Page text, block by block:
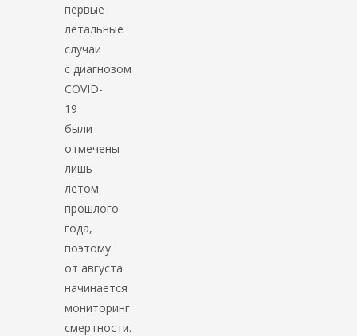
первые
летальные
случаи
с диагнозом
COVID-
19
были
отмечены
лишь
летом
прошлого
года,
поэтому
от августа
начинается
мониторинг
смертности.